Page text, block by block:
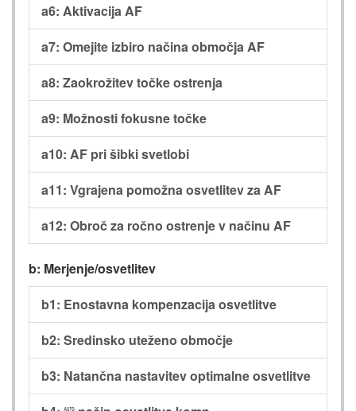
a6: Aktivacija AF
a7: Omejite izbiro načina območja AF
a8: Zaokrožitev točke ostrenja
a9: Možnosti fokusne točke
a10: AF pri šibki svetlobi
a11: Vgrajena pomožna osvetlitev za AF
a12: Obroč za ročno ostrenje v načinu AF
b: Merjenje/osvetlitev
b1: Enostavna kompenzacija osvetlitve
b2: Sredinsko uteženo območje
b3: Natančna nastavitev optimalne osvetlitve